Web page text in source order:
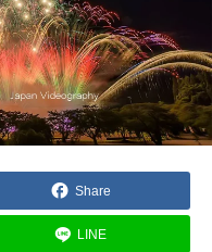
Share
LINE